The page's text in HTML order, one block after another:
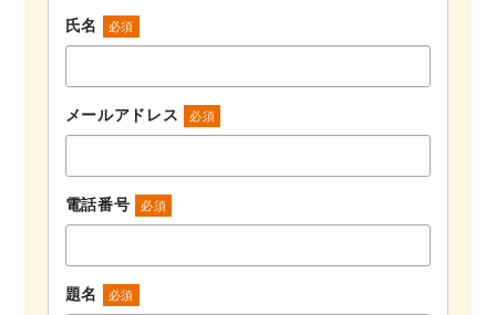
氏名 必須
メールアドレス 必須
電話番号 必須
題名 必須